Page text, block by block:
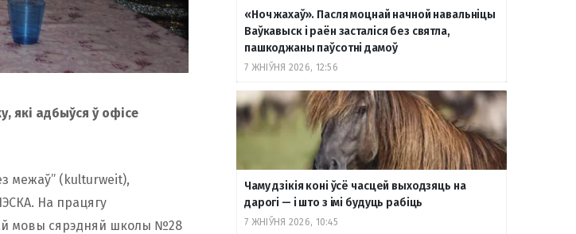
які адбыўся ў офісе
межаў” (kulturweit),
На працягу
мовы сярэдняй школы №28
«Ноч жахаў». Пасля моцнай начной навальніцы
Ваўкавыск і раён засталіся без святла,
пашкоджаны паўсотні дамоў
7 ЖНІЎНЯ 2026, 12:56
Чаму дзікія коні ўсё часцей выходзяць на
дарогі — і што з імі будуць рабіць
7 ЖНІЎНЯ 2026, 10:45